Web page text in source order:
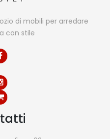
di mobili per arredare
con stile